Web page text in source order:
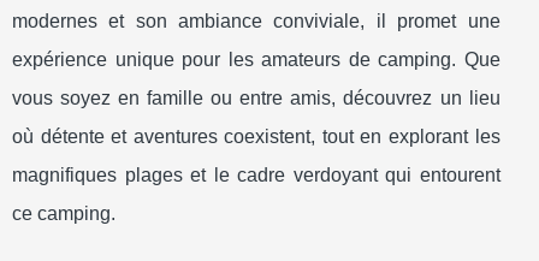
modernes et son ambiance conviviale, il promet une
expérience unique pour les amateurs de camping. Que
vous soyez en famille ou entre amis, découvrez un lieu
où détente et aventures coexistent, tout en explorant les
magnifiques plages et le cadre verdoyant qui entourent
ce camping.